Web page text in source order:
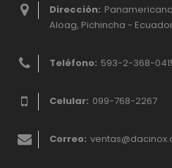
Dirección: Panamericana
Aloag, Pichincha -
Teléfono: 593-2-368-
Celular: 099-768-2267
Correo: